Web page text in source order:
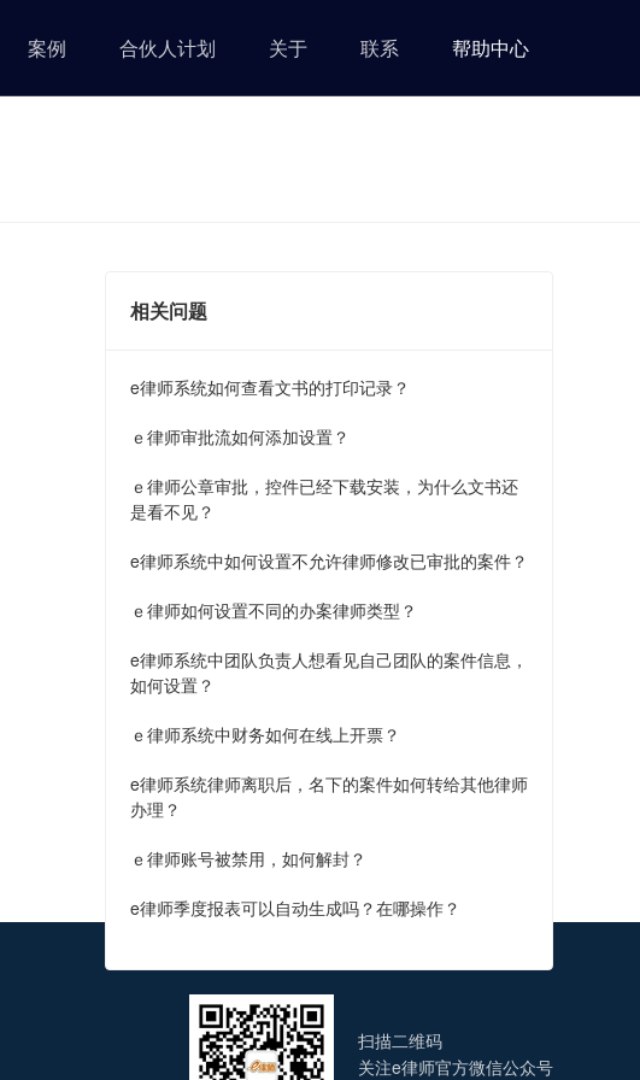
案例 合伙人计划 关于 联系 帮助中心
相关问题
e律师系统如何查看文书的打印记录？
ｅ律师审批流如何添加设置？
ｅ律师公章审批，控件已经下载安装，为什么文书还
是看不见？
e律师系统中如何设置不允许律师修改已审批的案件？
ｅ律师如何设置不同的办案律师类型？
e律师系统中团队负责人想看见自己团队的案件信息，
如何设置？
ｅ律师系统中财务如何在线上开票？
e律师系统律师离职后，名下的案件如何转给其他律师
办理？
ｅ律师账号被禁用，如何解封？
e律师季度报表可以自动生成吗？在哪操作？
扫描二维码
关注e律师官方微信公众号